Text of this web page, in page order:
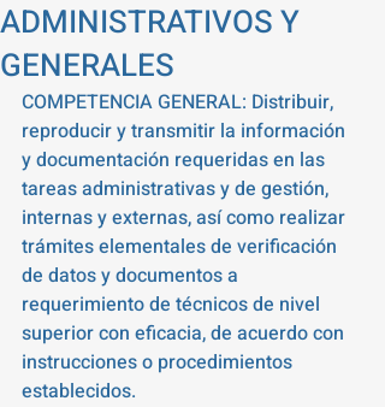
ADMINISTRATIVOS Y
GENERALES
COMPETENCIA GENERAL: Distribuir,
reproducir y transmitir la información
y documentación requeridas en las
tareas administrativas y de gestión,
internas y externas, así como realizar
trámites elementales de verificación
de datos y documentos a
requerimiento de técnicos de nivel
superior con eficacia, de acuerdo con
instrucciones o procedimientos
establecidos.